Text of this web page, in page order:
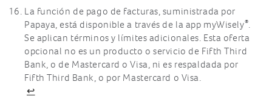
La función de pago de facturas, suministrada por
Papaya, está disponible a través de la app myWisely®.
Se aplican términos y límites adicionales. Esta oferta
opcional no es un producto o servicio de Fifth Third
Bank, o de Mastercard o Visa, ni es respaldada por
Fifth Third Bank, o por Mastercard o Visa.
↩